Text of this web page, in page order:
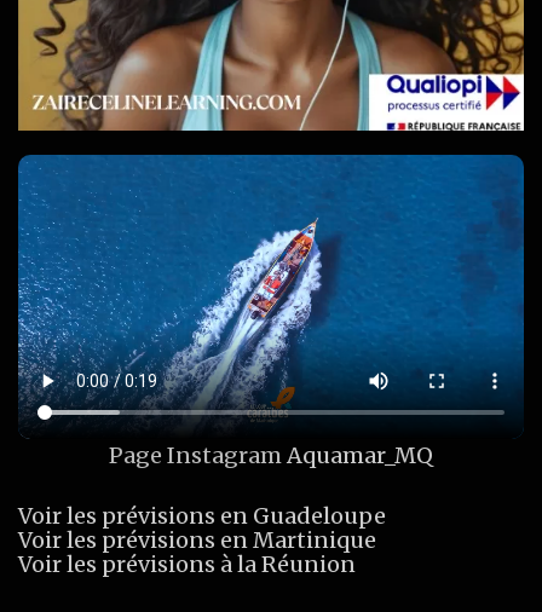
Page InstagramAquamar_MQ
Voir les prévisions en Guadeloupe
Voir les prévisions en Martinique
Voir les prévisions à la Réunion